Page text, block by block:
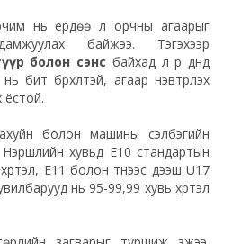
нь ердөө л орчны агаарыг
дамжуулах байжээ. Тэгэхээр
болон сэнс байхад л үр дүнд
бүрхүүлтэй, агаар нэвтрүүлэх
ёстой.
ахуйн болон машины сэлбэгийн
Нэршлийн хувьд E10 стандартын
E11 болон түүнээс дээш U17
нь 95-99,99 хувь хүртэл